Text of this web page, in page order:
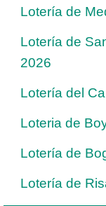
Lotería de
Lotería de
2026
Lotería del
Loteria de
Lotería de
Lotería de